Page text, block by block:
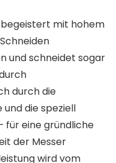
mit hohem
und schneidet sogar
durch die
die speziell
für eine gründliche
der Messer
wird vom